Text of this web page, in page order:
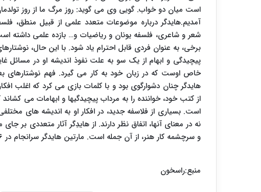
است میان دو خواب. گویى وی می‏ گوید: روز مرگ ما از روز
آمدیم.هایدگر درباره موضوعات متعدد علمی از قبیل منطق،
شعر و شاعری، فلسفه یونان و ریاضیات و… بازده علمی داشته
برخی، به عنوان فردی قابل احترام یاد شود. با این حال،
پیچیدگی و ابهام از یک سو به علت نفوذ اندیشه او در مسائل
خاص اوست که در زبان خود به کار می‏ گیرد. فهم نوشتارهای
هایدگر چنان دشوارگوی بود و با کلمات بازی می‏ کرد که اغلب
از کتب خود، خواننده را به مرداب پیچیدگی‏ها و ابهامات می
است. بسیاری از فلاسفه جدید، در افکار او به اندیشه‏ های
نه در معنای آن‏ها، اتفاق نظر دارند. از هایدِگر آثار متعددی
و سرچشمه کار هنر، از آن جمله است. مارتین هایدگر سرانجام در ۲۶ مه سال 1976م در ۸۷ سالگی درگذشت.
منبع:راسخون